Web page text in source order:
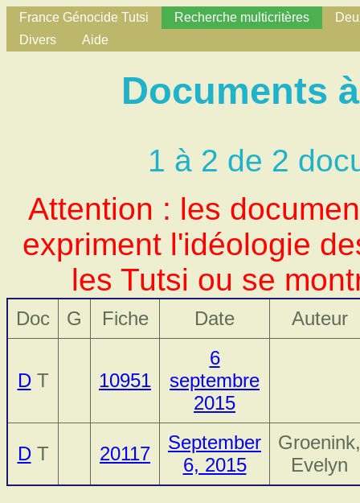
France Génocide Tutsi Recherche multicritères
Divers
Aide
Documents
1 à 2 de 2
Attention : les
expriment l'idéologie
les Tutsi ou se
Doc G Fiche Date Auteur
DT 10951
6
septembre
2015
DT 20117
September
6, 2015
Groenink,
Evelyn